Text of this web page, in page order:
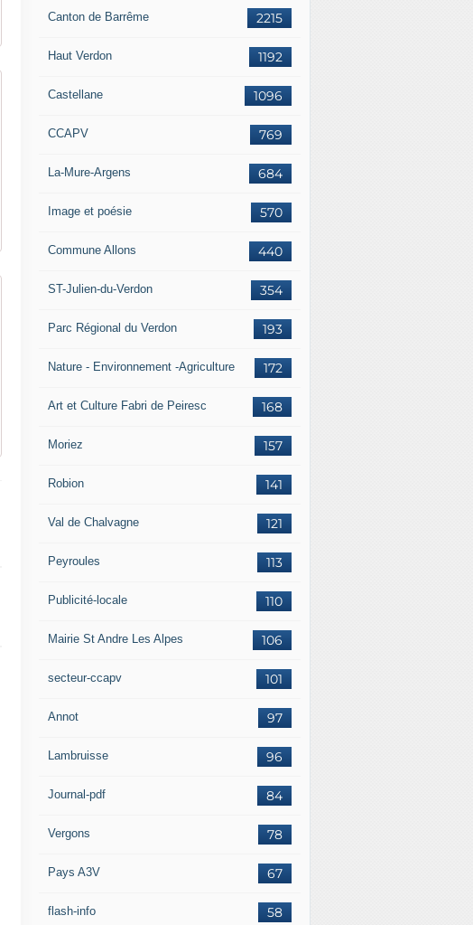
2215
Canton de Barrême
1192
Haut Verdon
1096
Castellane
769
CCAPV
684
La-Mure-Argens
570
Image et poésie
440
Commune Allons
354
ST-Julien-du-Verdon
193
Parc Régional du Verdon
172
Nature - Environnement -Agriculture
168
Art et Culture Fabri de Peiresc
157
Moriez
141
Robion
121
Val de Chalvagne
113
Peyroules
110
Publicité-locale
106
Mairie St Andre Les Alpes
101
secteur-ccapv
97
Annot
96
Lambruisse
84
Journal-pdf
78
Vergons
67
Pays A3V
58
flash-info